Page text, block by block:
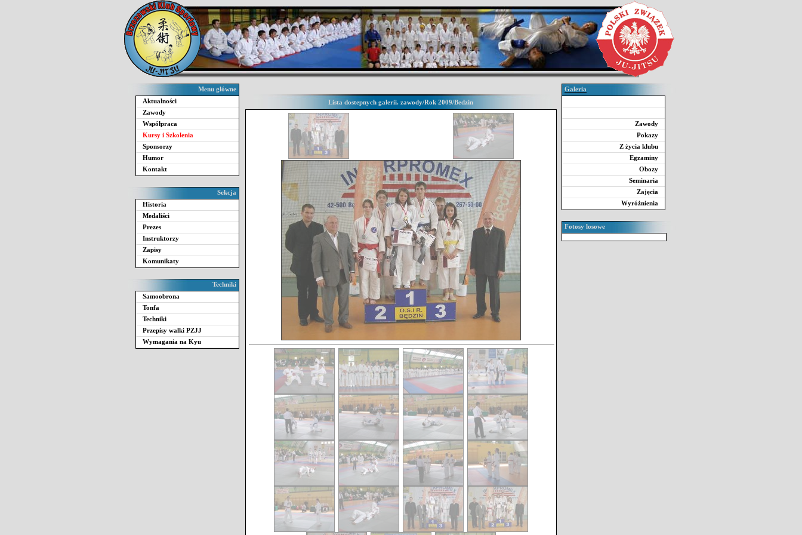
Menu główne
Aktualności
Zawody
Współpraca
Kursy i Szkolenia
Sponsorzy
Humor
Kontakt
Sekcja
Historia
Medaliści
Prezes
Instruktorzy
Zapisy
Komunikaty
Techniki
Samoobrona
Tonfa
Techniki
Przepisy walki PZJJ
Wymagania na Kyu
Lista dostepnych galerii. zawody/Rok 2009/Bedzin
Galeria
Zawody
Pokazy
Z życia klubu
Egzaminy
Obozy
Seminaria
Zajęcia
Wyróżnienia
Fotosy losowe